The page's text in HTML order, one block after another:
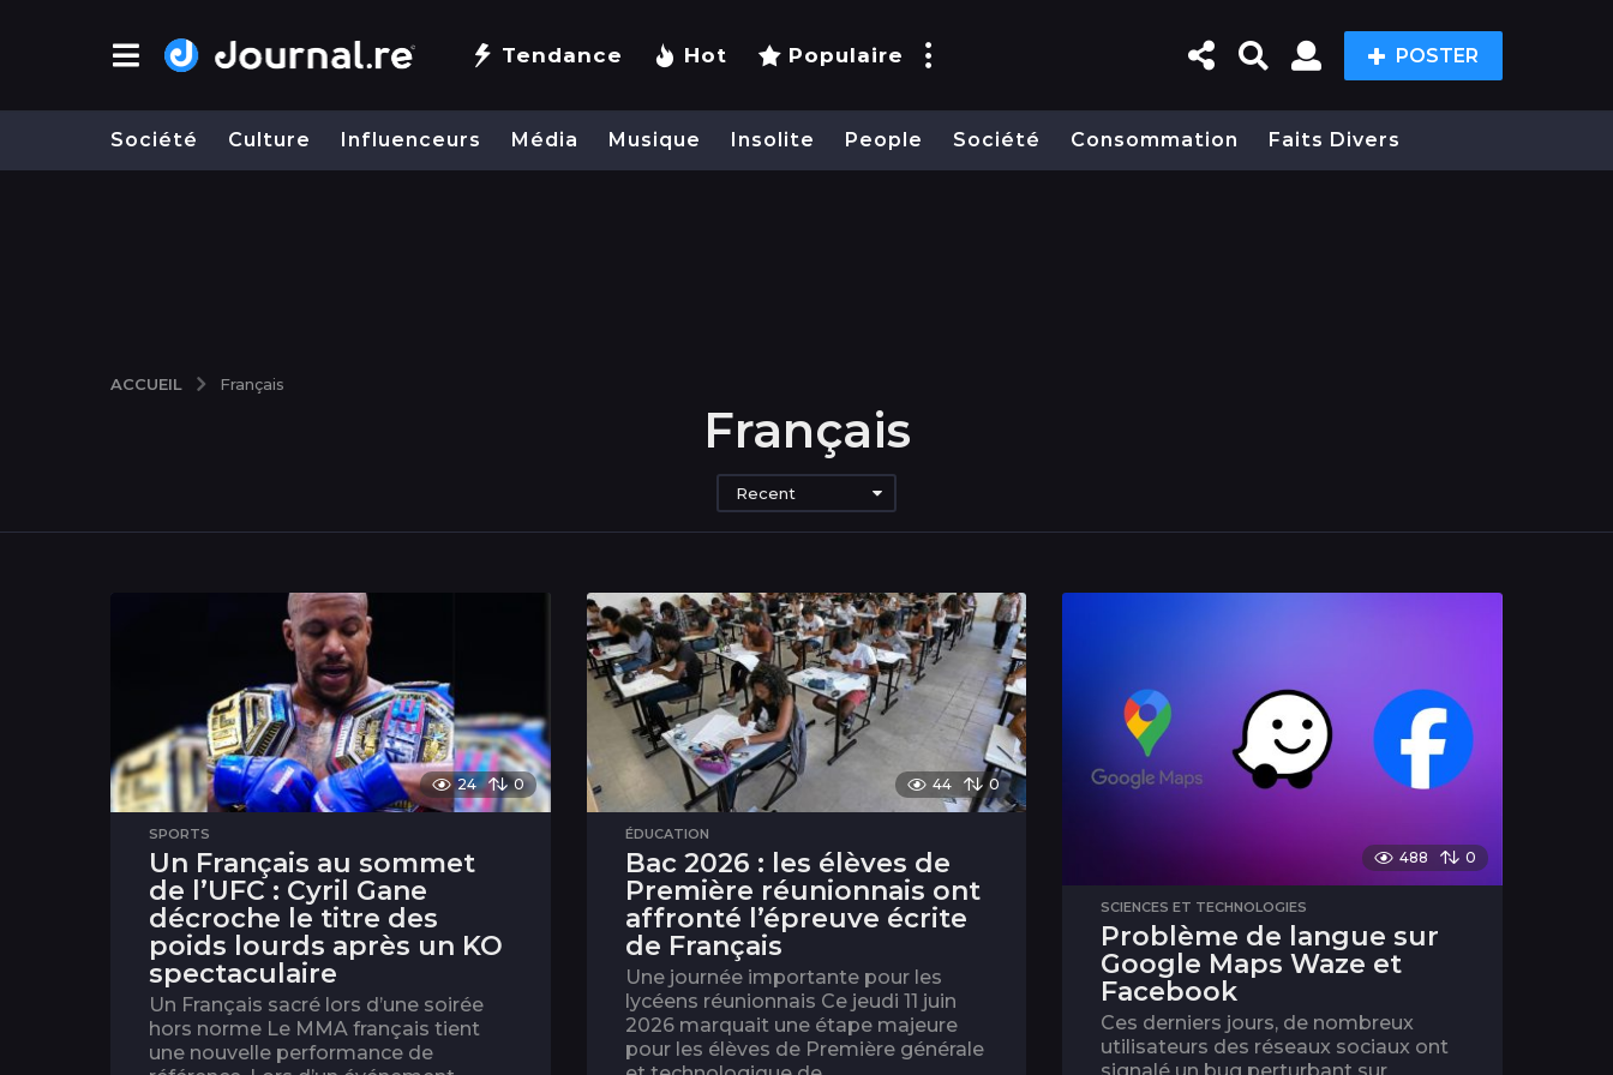
Tendance Hot Populaire POSTER
Société Culture Influenceurs Média Musique Insolite People Société Consommation Faits Divers
ACCUEIL Français
Français
Recent
24 0
SPORTS
Un Français au sommet
de l’UFC : Cyril Gane
décroche le titre des
poids lourds après un KO
spectaculaire
Un Français sacré lors d’une soirée
hors norme Le MMA français tient
une nouvelle performance de
44 0
ÉDUCATION
Bac 2026 : les élèves de
Première réunionnais ont
affronté l’épreuve écrite
de Français
Une journée importante pour les
lycéens réunionnais Ce jeudi 11 juin
2026 marquait une étape majeure
pour les élèves de Première générale
488 0
SCIENCES ET TECHNOLOGIES
Problème de langue sur
Google Maps Waze et
Facebook
Ces derniers jours, de nombreux
utilisateurs des réseaux sociaux ont